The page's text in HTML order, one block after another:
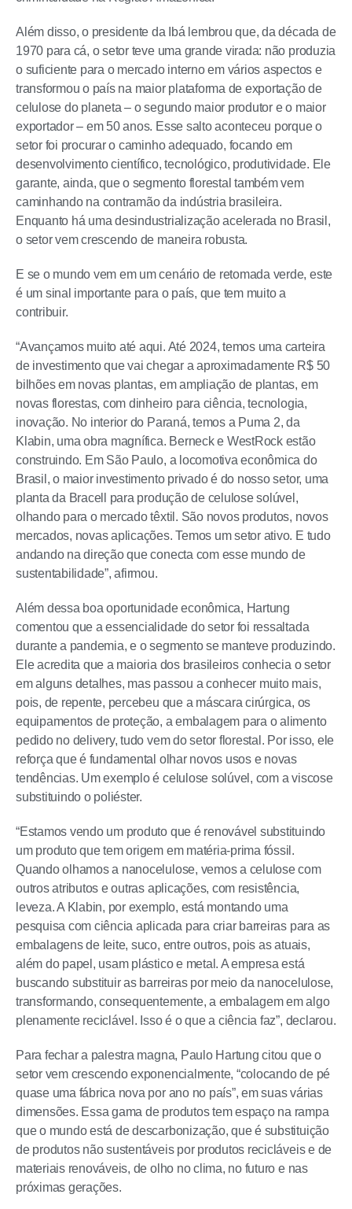
Além disso, o presidente da Ibá lembrou que, da década de
1970 para cá, o setor teve uma grande virada: não produzia
o suficiente para o mercado interno em vários aspectos e
transformou o país na maior plataforma de exportação de
celulose do planeta – o segundo maior produtor e o maior
exportador – em 50 anos. Esse salto aconteceu porque o
setor foi procurar o caminho adequado, focando em
desenvolvimento científico, tecnológico, produtividade. Ele
garante, ainda, que o segmento florestal também vem
caminhando na contramão da indústria brasileira.
Enquanto há uma desindustrialização acelerada no Brasil,
o setor vem crescendo de maneira robusta.
E se o mundo vem em um cenário de retomada verde, este
é um sinal importante para o país, que tem muito a
contribuir.
“Avançamos muito até aqui. Até 2024, temos uma carteira
de investimento que vai chegar a aproximadamente R$ 50
bilhões em novas plantas, em ampliação de plantas, em
novas florestas, com dinheiro para ciência, tecnologia,
inovação. No interior do Paraná, temos a Puma 2, da
Klabin, uma obra magnífica. Berneck e WestRock estão
construindo. Em São Paulo, a locomotiva econômica do
Brasil, o maior investimento privado é do nosso setor, uma
planta da Bracell para produção de celulose solúvel,
olhando para o mercado têxtil. São novos produtos, novos
mercados, novas aplicações. Temos um setor ativo. E tudo
andando na direção que conecta com esse mundo de
sustentabilidade”, afirmou.
Além dessa boa oportunidade econômica, Hartung
comentou que a essencialidade do setor foi ressaltada
durante a pandemia, e o segmento se manteve produzindo.
Ele acredita que a maioria dos brasileiros conhecia o setor
em alguns detalhes, mas passou a conhecer muito mais,
pois, de repente, percebeu que a máscara cirúrgica, os
equipamentos de proteção, a embalagem para o alimento
pedido no delivery, tudo vem do setor florestal. Por isso, ele
reforça que é fundamental olhar novos usos e novas
tendências. Um exemplo é celulose solúvel, com a viscose
substituindo o poliéster.
“Estamos vendo um produto que é renovável substituindo
um produto que tem origem em matéria-prima fóssil.
Quando olhamos a nanocelulose, vemos a celulose com
outros atributos e outras aplicações, com resistência,
leveza. A Klabin, por exemplo, está montando uma
pesquisa com ciência aplicada para criar barreiras para as
embalagens de leite, suco, entre outros, pois as atuais,
além do papel, usam plástico e metal. A empresa está
buscando substituir as barreiras por meio da nanocelulose,
transformando, consequentemente, a embalagem em algo
plenamente reciclável. Isso é o que a ciência faz”, declarou.
Para fechar a palestra magna, Paulo Hartung citou que o
setor vem crescendo exponencialmente, “colocando de pé
quase uma fábrica nova por ano no país”, em suas várias
dimensões. Essa gama de produtos tem espaço na rampa
que o mundo está de descarbonização, que é substituição
de produtos não sustentáveis por produtos recicláveis e de
materiais renováveis, de olho no clima, no futuro e nas
próximas gerações.